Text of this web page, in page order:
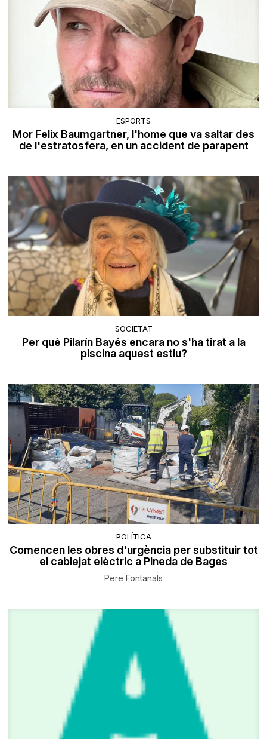
ESPORTS
Mor Felix Baumgartner, l'home que va saltar des
de l'estratosfera, en un accident de parapent
SOCIETAT
Per què Pilarín Bayés encara no s'ha tirat a la
piscina aquest estiu?
POLÍTICA
Comencen les obres d'urgència per substituir tot
el cablejat elèctric a Pineda de Bages
Pere Fontanals